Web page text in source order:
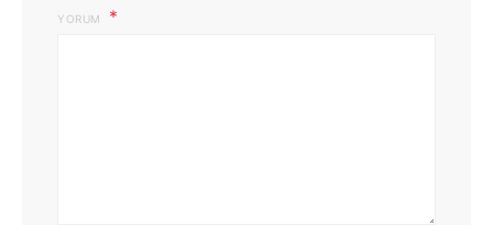
YORUM